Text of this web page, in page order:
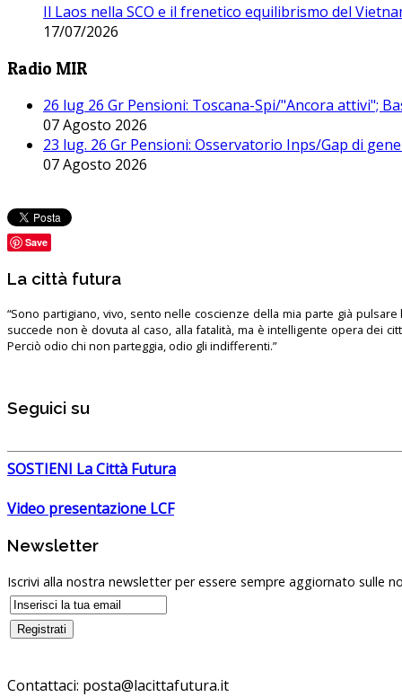
Il Laos nella SCO e il frenetico equilibrismo del
17/07/2026
Radio MIR
26 lug 26 Gr Pensioni: Toscana-Spi/"Ancora attivi";
07 Agosto 2026
23 lug. 26 Gr Pensioni: Osservatorio Inps/Gap di
07 Agosto 2026
Save
La città futura
“Sono partigiano, vivo, sento nelle coscienze della mia parte già pulsare
succede non è dovuta al caso, alla fatalità, ma è intelligente opera dei
Perciò odio chi non parteggia, odio gli indifferenti.”
Seguici su
SOSTIENI La Città Futura
Video presentazione LCF
Newsletter
Iscrivi alla nostra newsletter per essere sempre aggiornato sulle
Contattaci: posta@lacittafutura.it